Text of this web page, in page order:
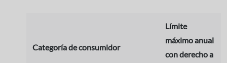
Categoría de consumidor
Límite
máximo anual
con derecho a